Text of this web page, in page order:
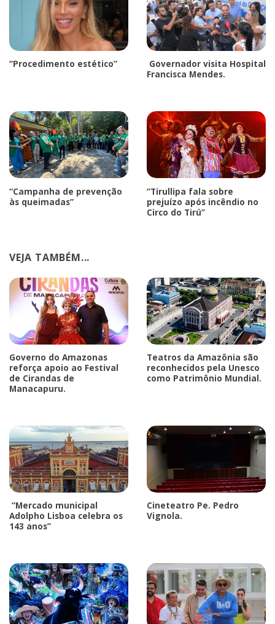
“Procedimento estético”
Governador visita Hospital
Francisca Mendes.
“Campanha de prevenção
às queimadas”
“Tirullipa fala sobre
prejuízo após incêndio no
Circo do Tirú”
VEJA TAMBÉM...
Governo do Amazonas
reforça apoio ao Festival
de Cirandas de
Manacapuru.
Teatros da Amazônia são
reconhecidos pela Unesco
como Patrimônio Mundial.
“Mercado municipal
Adolpho Lisboa celebra os
143 anos”
Cineteatro Pe. Pedro
Vignola.